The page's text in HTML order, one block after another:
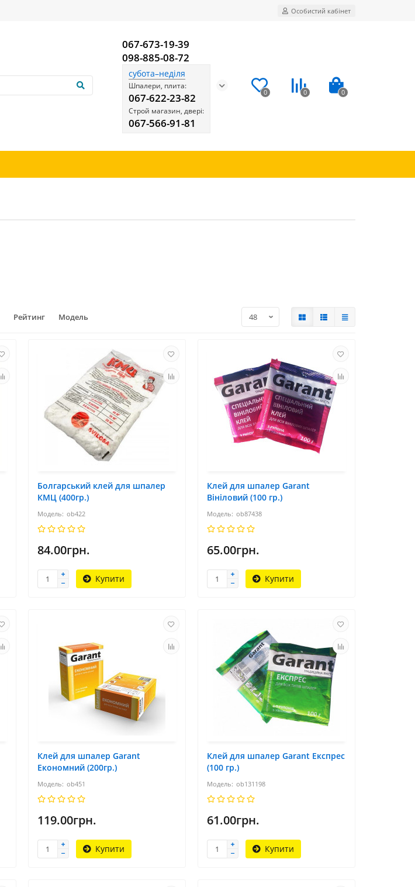
Особистий кабінет
067-673-19-39
098-885-08-72
субота–неділя
Шпалери, плита:
067-622-23-82
Строй магазин, двері:
067-566-91-81
0 0 0
Рейтинг Модель
Болгарський клей для шпалер
КМЦ (400гр.)
ob422
84.00грн.
Купити
Клей для шпалер Garant
Вініловий (100 гр.)
ob87438
65.00грн.
Купити
Клей для шпалер Garant
Економний (200гр.)
ob451
119.00грн.
Купити
Клей для шпалер Garant Експрес
(100 гр.)
ob131198
61.00грн.
Купити